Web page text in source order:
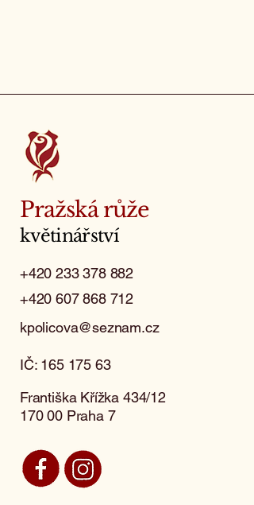
Pražská růže
květinářství
+420 233 378 882
+420 607 868 712
kpolicova@seznam.cz
IČ: 165 175 63
Františka Křížka 434/12
170 00 Praha 7